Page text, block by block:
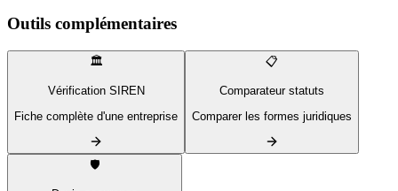
Outils complémentaires
🏛️
Vérification SIREN
Fiche complète d'une entreprise
📋
Comparateur statuts
Comparer les formes juridiques
🛡️